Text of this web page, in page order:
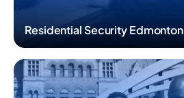
Residential Security Edmonton